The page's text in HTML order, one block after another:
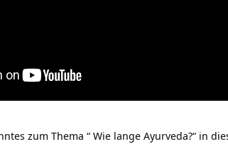
zum Thema “ Wie lange Ayurveda?“ in